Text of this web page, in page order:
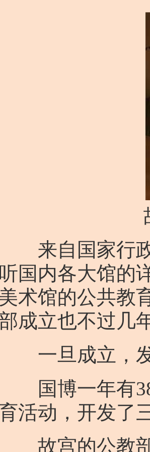
来自国家行政
听国内各大馆的
美术馆的公共教
成立也不过几
一旦成立，发
国博一年有
活动，开发了
故宫的公教部